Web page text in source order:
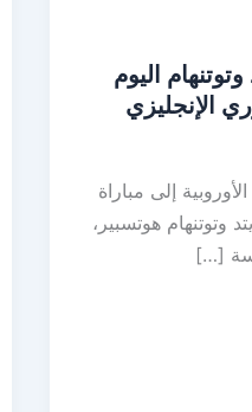
اليوم
الإنجليزي
إلى مباراة
وتوتنهام هوتسبير،
[…]